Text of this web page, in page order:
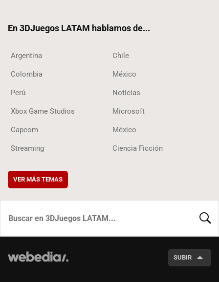
En 3DJuegos LATAM hablamos de...
Argentina Chile
Colombia México
Perú Noticias
Xbox Game Studios Microsoft
Capcom México
Streaming Ciencia Ficción
VER MÁS TEMAS
SUBIR